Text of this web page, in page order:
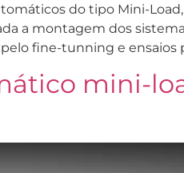
do tipo Mini-
a montagem dos
fine-tunning e ensaios
mini-